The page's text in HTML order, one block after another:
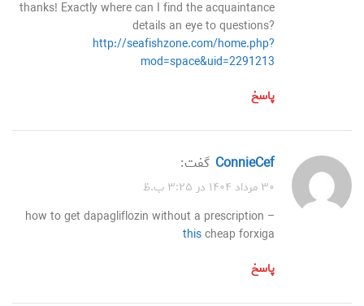
thanks! Exactly where can I find the acquaintance
details an eye to questions?
http://seafishzone.com/home.php?
mod=space&uid=2291213
پاسخ
ConnieCef گفت:
۳۰ مرداد ۱۴۰۴ در ۳:۲۵ ب.ظ
how to get dapagliflozin without a prescription –
thischeap forxiga
پاسخ